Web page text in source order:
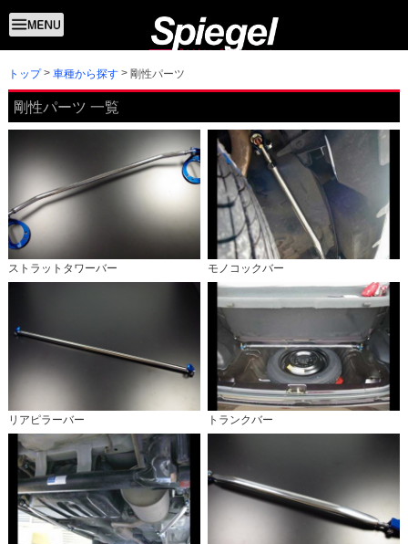
トップ 車種から探す 剛性パーツ
剛性パーツ 一覧
ストラットタワーバー モノコックバー
リアピラーバー トランクバー